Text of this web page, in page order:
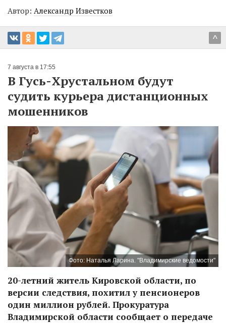
Автор: Александр Известков
^
7 августа в 17:55
В Гусь-Хрустальном будут
судить курьера дистанционных
мошенников
Фото: Наталья Ларина. "Владимирские ведомости"
20-летний житель Кировской области, по
версии следствия, похитил у пенсионеров
один миллион рублей. Прокуратура
Владимирской области сообщает о передаче